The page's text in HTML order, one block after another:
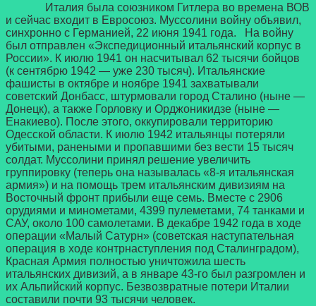
Италия была союзником Гитлера во времена ВОВ
и сейчас входит в Евросоюз. Муссолини войну объявил,
синхронно с Германией, 22 июня 1941 года. На войну
был отправлен «Экспедиционный итальянский корпус в
России». К июлю 1941 он насчитывал 62 тысячи бойцов
(к сентябрю 1942 — уже 230 тысяч). Итальянские
фашисты в октябре и ноябре 1941 захватывали
советский Донбасс, штурмовали город Сталино (ныне —
Донецк), а также Горловку и Орджоникидзе (ныне —
Енакиево). После этого, оккупировали территорию
Одесской области. К июлю 1942 итальянцы потеряли
убитыми, ранеными и пропавшими без вести 15 тысяч
солдат. Муссолини принял решение увеличить
группировку (теперь она называлась «8-я итальянская
армия») и на помощь трем итальянским дивизиям на
Восточный фронт прибыли еще семь. Вместе с 2906
орудиями и минометами, 4399 пулеметами, 74 танками и
САУ, около 100 самолетами. В декабре 1942 года в ходе
операции «Малый Сатурн» (советская наступательная
операция в ходе контрнаступления под Сталинградом),
Красная Армия полностью уничтожила шесть
итальянских дивизий, а в январе 43-го был разгромлен и
их Альпийский корпус. Безвозвратные потери Италии
составили почти 93 тысячи человек.